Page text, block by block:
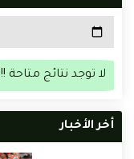
لا توجد نتائج متاحة !!
أخر الأخبار